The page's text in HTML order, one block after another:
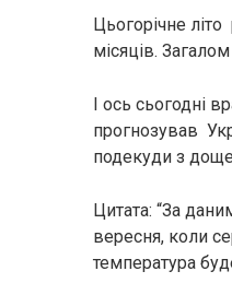
Цьогорічне
місяців.
І ось сьогодні
прогнозував
подекуди з
Цитата: “За
вересня, коли
температура